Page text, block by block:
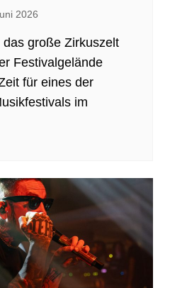
2026
große Zirkuszelt
Festivalgelände
für eines der
im